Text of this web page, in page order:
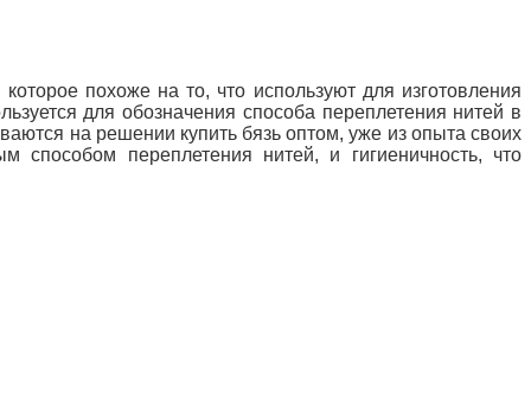
похоже на то, что используют для изготовления
для обозначения способа переплетения нитей в
на решении купить бязь оптом, уже из опыта своих
способом переплетения нитей, и гигиеничность, что